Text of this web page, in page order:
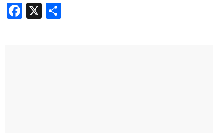
Facebook
X